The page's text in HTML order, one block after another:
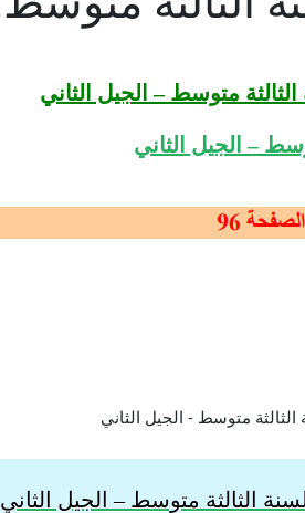
– الجيل الثاني
الثالثة متوسط – الجيل الثاني